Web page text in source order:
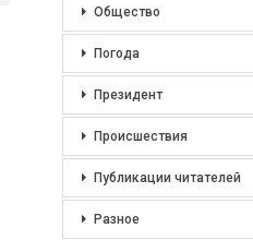
Общество
Погода
Президент
Происшествия
Публикации читателей
Разное